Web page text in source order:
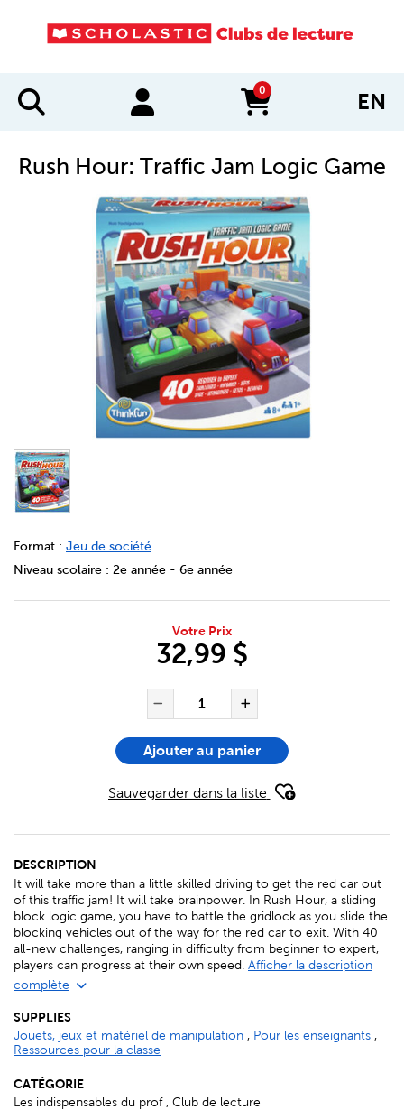
0
items in cart EN
Rush Hour: Traffic Jam Logic Game
DETAILS
https://bookclubs.scholastic.ca/fr/rush-hour%3A-traffic-
Format : Jeu de société
Niveau scolaire : 2e année - 6e année
Votre Prix
32,99 $
Réduire la quantité de
QUANTITÉ POUR L'ARTICLE
Ajouter au panier
Sauvegarder dans la liste
DESCRIPTION
It will take more than a little skilled driving to get the red car out
of this traffic jam! It will take brainpower. In Rush Hour, a sliding
block logic game, you have to battle the gridlock as you slide the
blocking vehicles out of the way for the red car to exit. With 40
all-new challenges, ranging in difficulty from beginner to expert,
players can progress at their own speed. Afficher la description
complète
SUPPLIES
Jouets, jeux et matériel de manipulation , Pour les enseignants ,
Ressources pour la classe
CATÉGORIE
Les indispensables du prof , Club de lecture